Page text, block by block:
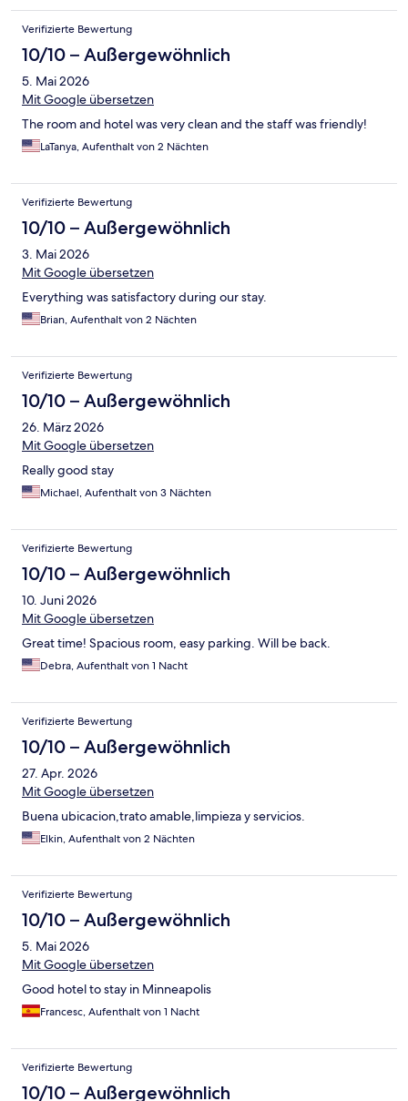
Verifizierte Bewertung
10/10 – Außergewöhnlich
5. Mai 2026
Mit Google übersetzen
The room and hotel was very clean and the staff was friendly!
LaTanya, Aufenthalt von 2 Nächten
Verifizierte Bewertung
10/10 – Außergewöhnlich
3. Mai 2026
Mit Google übersetzen
Everything was satisfactory during our stay.
Brian, Aufenthalt von 2 Nächten
Verifizierte Bewertung
10/10 – Außergewöhnlich
26. März 2026
Mit Google übersetzen
Really good stay
Michael, Aufenthalt von 3 Nächten
Verifizierte Bewertung
10/10 – Außergewöhnlich
10. Juni 2026
Mit Google übersetzen
Great time! Spacious room, easy parking. Will be back.
Debra, Aufenthalt von 1 Nacht
Verifizierte Bewertung
10/10 – Außergewöhnlich
27. Apr. 2026
Mit Google übersetzen
Buena ubicacion,trato amable,limpieza y servicios.
Elkin, Aufenthalt von 2 Nächten
Verifizierte Bewertung
10/10 – Außergewöhnlich
5. Mai 2026
Mit Google übersetzen
Good hotel to stay in Minneapolis
Francesc, Aufenthalt von 1 Nacht
Verifizierte Bewertung
10/10 – Außergewöhnlich